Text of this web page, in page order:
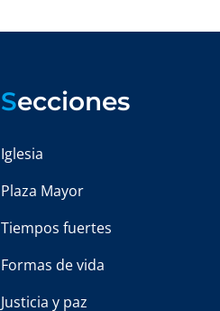
Secciones
Iglesia
Plaza Mayor
Tiempos fuertes
Formas de vida
Justicia y paz